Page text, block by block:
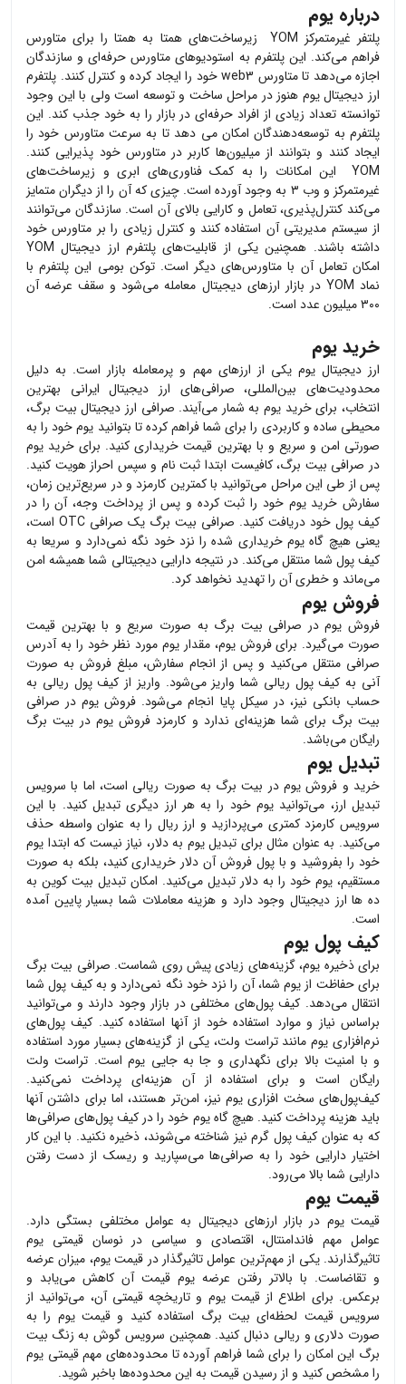
درباره یوم
پلتفر غیرمتمرکز YOM زیرساخت‌های همتا به همتا را برای متاورس
فراهم می‌کند. این پلتفرم به استودیوهای متاورس حرفه‌ای و سازندگان
اجازه می‌دهد تا متاورس web3 خود را ایجاد کرده و کنترل کنند. پلتفرم
ارز دیجیتال یوم هنوز در مراحل ساخت و توسعه است ولی با این وجود
توانسته تعداد زیادی از افراد حرفه‌ای در بازار را به خود جذب کند. این
پلتفرم به توسعه‌دهندگان امکان می دهد تا به سرعت متاورس خود را
ایجاد کنند و بتوانند از میلیون‌ها کاربر در متاورس خود پذیرایی کنند.
YOM این امکانات را به کمک فناوری‌های ابری و زیرساخت‌های
غیرمتمرکز و وب ۳ به وجود آورده است. چیزی که آن را از دیگران متمایز
می‌کند کنترل‌پذیری، تعامل و کارایی بالای آن است. سازندگان می‌توانند
از سیستم مدیریتی آن استفاده کنند و کنترل زیادی را بر متاورس خود
داشته باشند. همچنین یکی از قابلیت‌های پلتفرم ارز دیجیتال YOM
امکان تعامل آن با متاورس‌های دیگر است. توکن بومی این پلتفرم با
نماد YOM در بازار ارزهای دیجیتال معامله می‌شود و سقف عرضه آن
۳۰۰ میلیون عدد است.
خرید یوم
ارز دیجیتالیوم یکی از ارزهای مهم و پرمعامله بازار است. به دلیل
محدودیت‌های بین‌المللی، صرافی‌های ارز دیجیتال ایرانی بهترین
انتخاب، برای خرید یومبه شمار می‌آیند. صرافی ارز دیجیتال بیت برگ،
محیطی ساده و کاربردی را برای شما فراهم کرده تا بتوانید یومخود را به
صورتی امن و سریع و با بهترین قیمت خریداری کنید. برای خرید یوم
در صرافی بیت برگ، کافیست ابتدا ثبت نام و سپس احراز هویت کنید.
پس از طی این مراحل می‌توانید با کمترین کارمزد و در سریع‌ترین زمان،
سفارش خرید یوم خود را ثبت کرده و پس از پرداخت وجه، آن را در
کیف پول خود دریافت کنید. صرافی بیت برگ یک صرافی OTC است،
یعنی هیچ گاه یوم خریداری شده را نزد خود نگه نمی‌دارد و سریعا به
کیف پول شما منتقل می‌کند. در نتیجه دارایی دیجیتالی شما همیشه امن
می‌ماند و خطری آن را تهدید نخواهد کرد.
فروش یوم
فروش یومدر صرافی بیت برگ به صورت سریع و با بهترین قیمت
صورت می‌گیرد. برای فروشیوم، مقدار یوم مورد نظر خود را به آدرس
صرافی منتقل می‌کنید و پس از انجام سفارش، مبلغ فروش به صورت
آنی به کیف پول ریالی شما واریز می‌شود. واریز از کیف پول ریالی به
حساب بانکی نیز، در سیکل پایا انجام می‌شود. فروش یومدر صرافی
بیت برگ برای شما هزینه‌ای ندارد و کارمزد فروش یومدر بیت برگ
رایگان می‌باشد.
تبدیل یوم
خرید و فروش یومدر بیت برگ به صورت ریالی است، اما با سرویس
تبدیل ارز، می‌توانید یومخود را به هر ارز دیگری تبدیل کنید. با این
سرویس کارمزد کمتری می‌پردازید و ارز ریال را به عنوان واسطه حذف
می‌کنید. به عنوان مثال برای تبدیلیوم به دلار، نیاز نیست که ابتدا یوم
خود را بفروشید و با پول فروش آن دلار خریداری کنید، بلکه به صورت
مستقیم، یوم خود را به دلار تبدیل می‌کنید. امکان تبدیل بیت کوین به
ده ها ارز دیجیتال وجود دارد و هزینه معاملات شما بسیار پایین آمده
است.
کیف پول یوم
برای ذخیره یوم، گزینه‌های زیادی پیش روی شماست. صرافی بیت برگ
برای حفاظت از یومشما، آن را نزد خود نگه نمی‌دارد و به کیف پول شما
انتقال می‌دهد. کیف پول‌های مختلفی در بازار وجود دارند و می‌توانید
براساس نیاز و موارد استفاده خود از آنها استفاده کنید. کیف پول‌های
نرم‌افزاری یوممانند تراست ولت، یکی از گزینه‌های بسیار مورد استفاده
و با امنیت بالا برای نگهداری و جا به جایی یوماست. تراست ولت
رایگان است و برای استفاده از آن هزینه‌ای پرداخت نمی‌کنید.
کیف‌پول‌های سخت افزاری یومنیز، امن‌تر هستند، اما برای داشتن آنها
باید هزینه پرداخت کنید. هیچ گاهیوم خود را در کیف پول‌های صرافی‌ها
که به عنوان کیف پول گرم نیز شناخته می‌شوند، ذخیره نکنید. با این کار
اختیار دارایی خود را به صرافی‌ها می‌سپارید و ریسک از دست رفتن
دارایی شما بالا می‌رود.
قیمت یوم
قیمتیوم در بازار ارزهای دیجیتال به عوامل مختلفی بستگی دارد.
عوامل مهم فاندامنتال، اقتصادی و سیاسی در نوسان قیمتی یوم
تاثیرگذارند. یکی از مهم‌ترین عوامل تاثیرگذار در قیمتیوم، میزان عرضه
و تقاضاست. با بالاتر رفتن عرضه یوم قیمت آن کاهش می‌یابد و
برعکس. برای اطلاع از قیمتیوم و تاریخچه قیمتی آن، می‌توانید از
سرویس قیمت لحظه‌ای بیت برگ استفاده کنید و قیمتیوم را به
صورت دلاری و ریالی دنبال کنید. همچنین سرویس گوش به زنگ بیت
برگ این امکان را برای شما فراهم آورده تا محدوده‌های مهم قیمتی یوم
را مشخص کنید و از رسیدن قیمت به این محدوده‌ها باخبر شوید.